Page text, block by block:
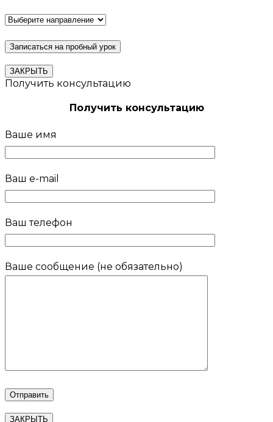
ЗАКРЫТЬ
Получить консультацию
Получить консультацию
Ваше имя
Ваш e-mail
Ваш телефон
Ваше сообщение (не обязательно)
ЗАКРЫТЬ